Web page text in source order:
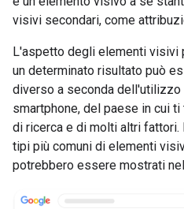
visivi secondari, come
L'aspetto degli elementi visivi
un determinato risultato può
diverso a seconda dell'utilizzo
smartphone, del paese in cui
di ricerca e di molti altri
tipi più comuni di elementi
potrebbero essere mostrati